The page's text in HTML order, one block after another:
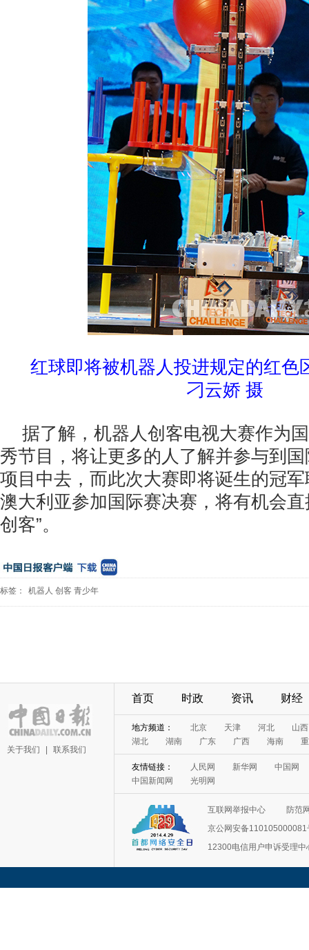
红球即将被机器人投进规定的红色
刁云娇 摄
据了解，机器人创客电视大赛作为
秀节目，将让更多的人了解并参与到
项目中去，而此次大赛即将诞生的冠
澳大利亚参加国际赛决赛，将有机会
创客”。
标签： 机器人 创客 青少年
关于我们 联系我们
首页 时政 资讯 财经
地方频道： 北京 天津 河北
山西
湖北
湖南 广东 广西 海南
友情链接： 人民网 新华网
中国网
中国新闻网
光明网
互联网举报中心
防范
京公网安备110105000081
12300电信用户申诉受理中